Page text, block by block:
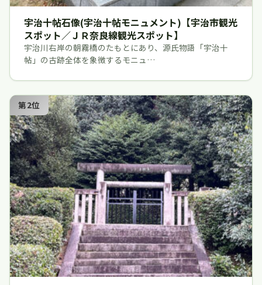
宇治十帖石像(宇治十帖モニュメント)【宇治市観光
スポット／ＪＲ奈良線観光スポット】
宇治川右岸の朝霧橋のたもとにあり、源氏物語「宇治十
帖」の古跡全体を象徴するモニュ…
第2位